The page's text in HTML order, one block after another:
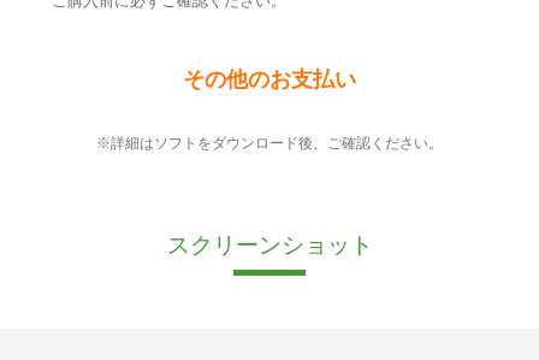
その他のお支払い
※詳細はソフトをダウンロード後、ご確認ください。
スクリーンショット